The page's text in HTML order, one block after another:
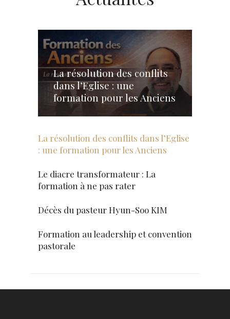
La résolution des conflits
dans l’Eglise : une
formation pour les Anciens
La résolution des conflits dans l’Eglise
: une formation pour les Anciens
Le diacre transformateur : La
formation à ne pas rater
Décès du pasteur Hyun-Soo KIM
Formation au leadership et convention
pastorale